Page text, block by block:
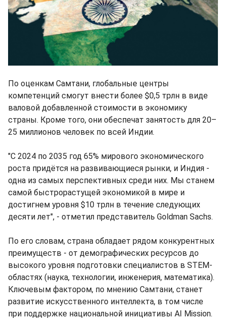
По оценкам Самтани, глобальные центры
компетенций смогут внести более $0,5 трлн в виде
валовой добавленной стоимости в экономику
страны. Кроме того, они обеспечат занятость для 20–
25 миллионов человек по всей Индии.
"С 2024 по 2035 год 65% мирового экономического
роста придётся на развивающиеся рынки, и Индия -
одна из самых перспективных среди них. Мы станем
самой быстрорастущей экономикой в мире и
достигнем уровня $10 трлн в течение следующих
десяти лет", - отметил представитель Goldman Sachs.
По его словам, страна обладает рядом конкурентных
преимуществ - от демографических ресурсов до
высокого уровня подготовки специалистов в STEM-
областях (наука, технологии, инженерия, математика).
Ключевым фактором, по мнению Самтани, станет
развитие искусственного интеллекта, в том числе
при поддержке национальной инициативы AI Mission.